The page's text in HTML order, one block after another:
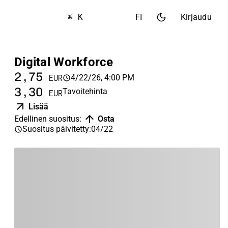
⌘ K FI Kirjaudu
Digital Workforce
2,75 EUR 4/22/26, 4:00 PM
3,30 EURTavoitehinta
Lisää
Edellinen suositus:
Osta
Suositus päivitetty:04/22